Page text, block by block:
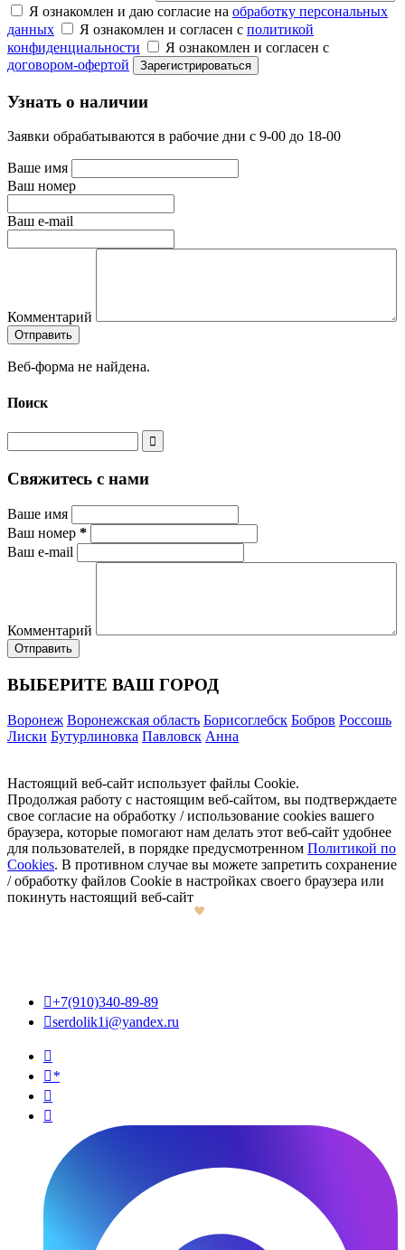
Я ознакомлен и даю согласие на обработку персональных
данных
Я ознакомлен и согласен с политикой
конфиденциальности
Я ознакомлен и согласен с
договором-офертой
Узнать о наличии
Заявки обрабатываются в рабочие дни с 9-00 до 18-00
Ваше имя
Ваш номер
Ваш e-mail
Комментарий
Веб-форма не найдена.
Поиск
Свяжитесь с нами
Ваше имя
Ваш номер *
Ваш e-mail
Комментарий
ВЫБЕРИТЕ ВАШ ГОРОД
Воронеж Воронежская область Борисоглебск Бобров Россошь
Лиски Бутурлиновка Павловск Анна
Настоящий веб-сайт использует файлы Cookie.
Продолжая работу с настоящим веб-сайтом, вы подтверждаете
свое согласие на обработку / использование cookies вашего
браузера, которые помогают нам делать этот веб-сайт удобнее
для пользователей, в порядке предусмотренном Политикой по
Cookies. В противном случае вы можете запретить сохранение
/ обработку файлов Cookie в настройках своего браузера или
покинуть настоящий веб-сайт
+7(910)340-89-89
serdolik1i@yandex.ru

*

